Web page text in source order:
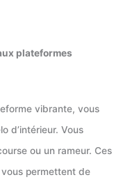
plateformes
vibrante, vous
d’intérieur. Vous
ou un rameur. Ces
permettent de